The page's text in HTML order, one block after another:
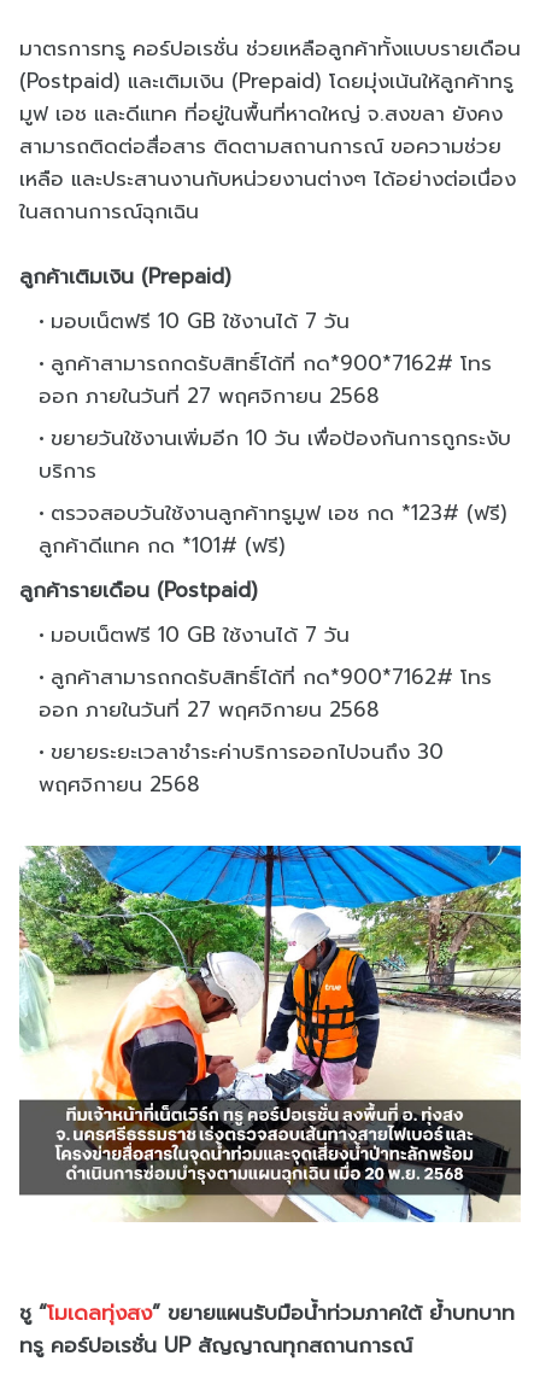
มาตรการทรู คอร์ปอเรชั่น ช่วยเหลือลูกค้าทั้งแบบรายเดือน
(Postpaid) และเติมเงิน (Prepaid) โดยมุ่งเน้นให้ลูกค้าทรู
มูฟ เอช และดีแทค ที่อยู่ในพื้นที่หาดใหญ่ จ.สงขลา ยังคง
สามารถติดต่อสื่อสาร ติดตามสถานการณ์ ขอความช่วย
เหลือ และประสานงานกับหน่วยงานต่างๆ ได้อย่างต่อเนื่อง
ในสถานการณ์ฉุกเฉิน
ลูกค้าเติมเงิน (Prepaid)
มอบเน็ตฟรี 10 GB ใช้งานได้ 7 วัน
ลูกค้าสามารถกดรับสิทธิ์ได้ที่ กด*900*7162# โทร
ออก ภายในวันที่ 27 พฤศจิกายน 2568
ขยายวันใช้งานเพิ่มอีก 10 วัน เพื่อป้องกันการถูกระงับ
บริการ
ตรวจสอบวันใช้งานลูกค้าทรูมูฟ เอช กด *123# (ฟรี)
ลูกค้าดีแทค กด *101# (ฟรี)
ลูกค้ารายเดือน (Postpaid)
มอบเน็ตฟรี 10 GB ใช้งานได้ 7 วัน
ลูกค้าสามารถกดรับสิทธิ์ได้ที่ กด*900*7162# โทร
ออก ภายในวันที่ 27 พฤศจิกายน 2568
ขยายระยะเวลาชำระค่าบริการออกไปจนถึง 30
พฤศจิกายน 2568
ชู “โมเดลทุ่งสง” ขยายแผนรับมือน้ำท่วมภาคใต้ ย้ำบทบาท
ทรู คอร์ปอเรชั่น UP สัญญาณทุกสถานการณ์